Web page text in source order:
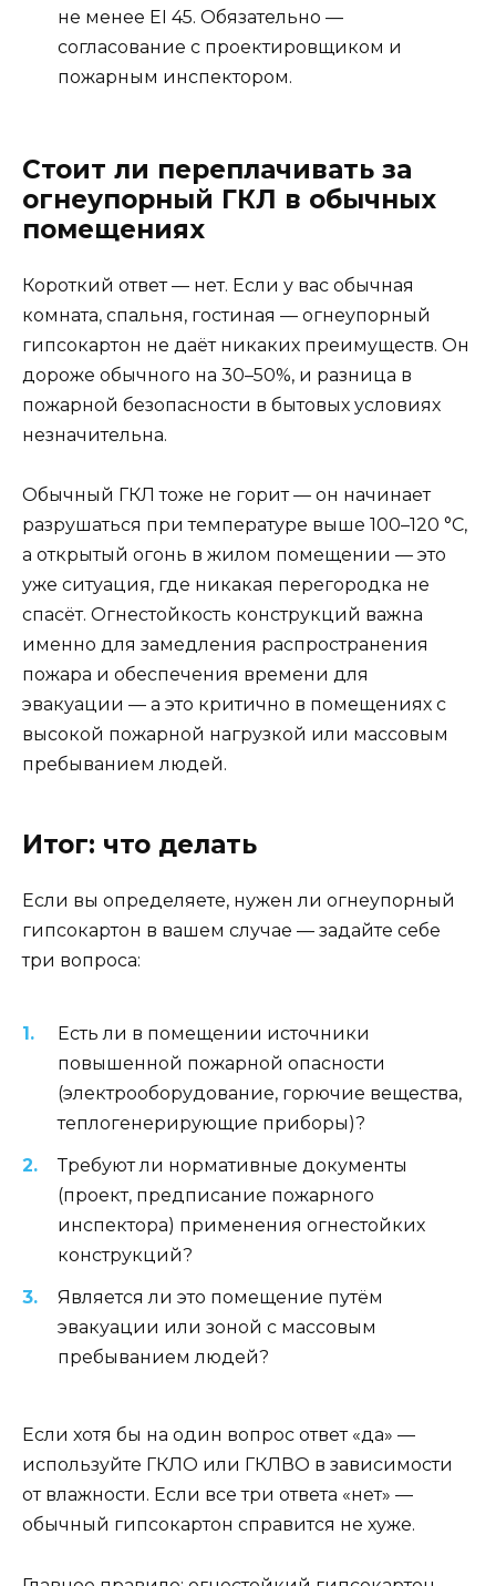
не менее EI 45. Обязательно —
согласование с проектировщиком и
пожарным инспектором.
Стоит ли переплачивать за
огнеупорный ГКЛ в обычных
помещениях
Короткий ответ — нет. Если у вас обычная
комната, спальня, гостиная — огнеупорный
гипсокартон не даёт никаких преимуществ. Он
дороже обычного на 30–50%, и разница в
пожарной безопасности в бытовых условиях
незначительна.
Обычный ГКЛ тоже не горит — он начинает
разрушаться при температуре выше 100–120 °C,
а открытый огонь в жилом помещении — это
уже ситуация, где никакая перегородка не
спасёт. Огнестойкость конструкций важна
именно для замедления распространения
пожара и обеспечения времени для
эвакуации — а это критично в помещениях с
высокой пожарной нагрузкой или массовым
пребыванием людей.
Итог: что делать
Если вы определяете, нужен ли огнеупорный
гипсокартон в вашем случае — задайте себе
три вопроса:
Есть ли в помещении источники
повышенной пожарной опасности
(электрооборудование, горючие вещества,
теплогенерирующие приборы)?
Требуют ли нормативные документы
(проект, предписание пожарного
инспектора) применения огнестойких
конструкций?
Является ли это помещение путём
эвакуации или зоной с массовым
пребыванием людей?
Если хотя бы на один вопрос ответ «да» —
используйте ГКЛО или ГКЛВО в зависимости
от влажности. Если все три ответа «нет» —
обычный гипсокартон справится не хуже.